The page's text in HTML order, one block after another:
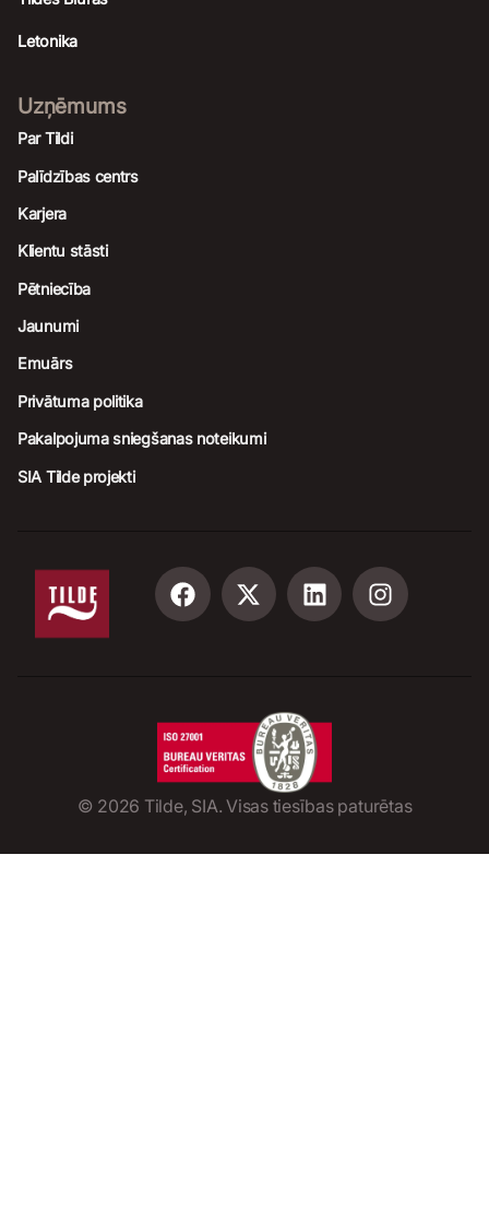
Letonika
Uzņēmums
Par Tildi
Palīdzības centrs
Karjera
Klientu stāsti
Pētniecība
Jaunumi
Emuārs
Privātuma politika
Pakalpojuma sniegšanas noteikumi
SIA Tilde projekti
© 2026 Tilde, SIA. Visas tiesības paturētas